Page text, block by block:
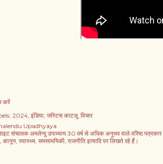
करें
2024 इंडिया जस्टिस काटजू विचार
Upadhyaya
संचालक अमलेन्दु उपाध्याय 30 वर्ष से अधिक अनुभव वाले वरिष्ठ पत्रकार
स्वास्थ्य, समसामयिकी, राजनीति इत्यादि पर लिखते रहे हैं।